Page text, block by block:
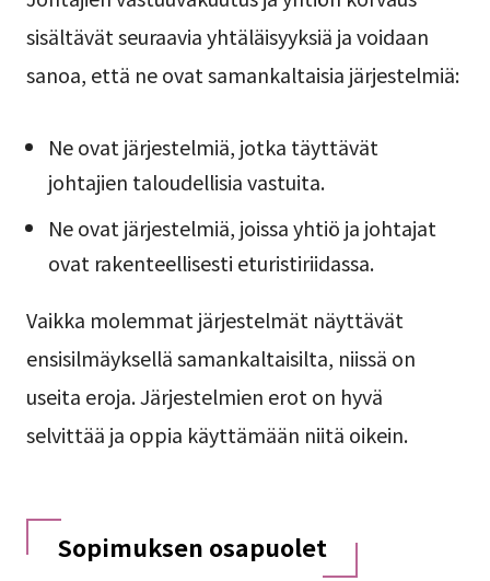
sisältävät seuraavia yhtäläisyyksiä ja voidaan
sanoa, että ne ovat samankaltaisia järjestelmiä:
Ne ovat järjestelmiä, jotka täyttävät
johtajien taloudellisia vastuita.
Ne ovat järjestelmiä, joissa yhtiö ja johtajat
ovat rakenteellisesti eturistiriidassa.
Vaikka molemmat järjestelmät näyttävät
ensisilmäyksellä samankaltaisilta, niissä on
useita eroja. Järjestelmien erot on hyvä
selvittää ja oppia käyttämään niitä oikein.
Sopimuksen osapuolet